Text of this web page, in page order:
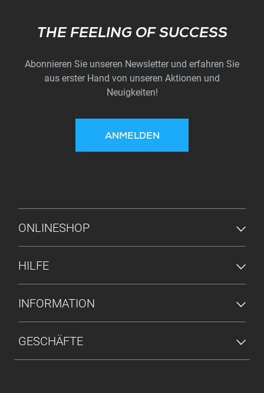
Subscribe
THE FEELING OF SUCCESS
Abonnieren Sie unseren Newsletter und erfahren Sie
aus erster Hand von unseren Aktionen und
Neuigkeiten!
ANMELDEN
FUSSZEILENMENÜ
ONLINESHOP
HILFE
INFORMATION
GESCHÄFTE